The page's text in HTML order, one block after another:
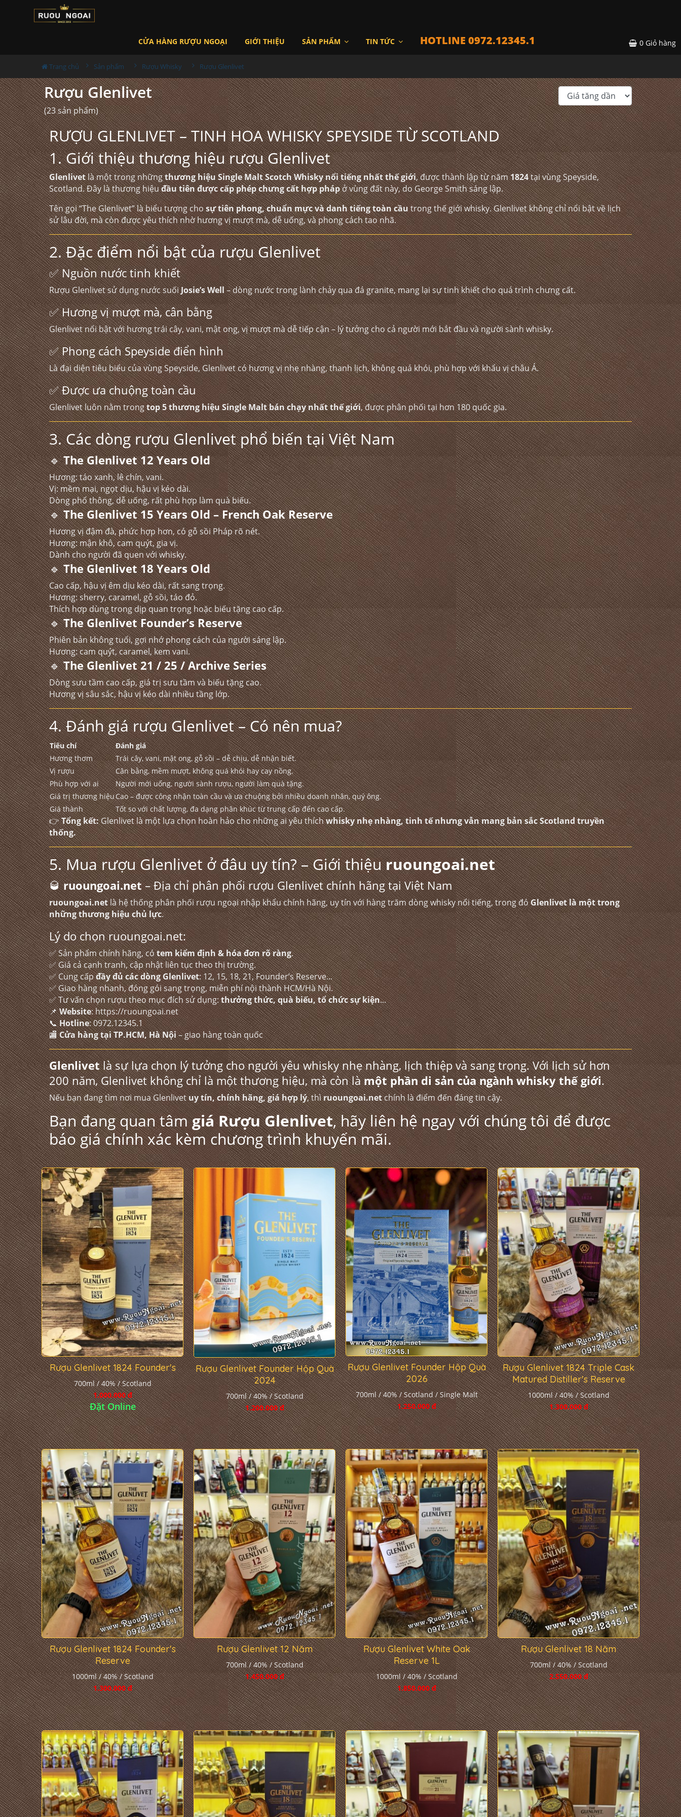
CỬA HÀNG RƯỢU NGOẠI GIỚI THIỆU SẢN PHẨM TIN TỨC HOTLINE 0972.12345.1 0 Giỏ hàng
Trang chủ Sản phẩm Rượu Whisky Rượu Glenlivet
Rượu Glenlivet
(23 sản phẩm)
RƯỢU GLENLIVET – TINH HOA WHISKY SPEYSIDE TỪ SCOTLAND
1. Giới thiệu thương hiệu rượu Glenlivet
Glenlivetlà một trong nhữngthương hiệu Single Malt Scotch Whisky nổi tiếng nhất thế giới, được thành lập từ năm1824tại vùng Speyside,
Scotland. Đây là thương hiệuđầu tiên được cấp phép chưng cất hợp phápở vùng đất này, do George Smith sáng lập.
Tên gọi “The Glenlivet” là biểu tượng chosự tiên phong, chuẩn mực và danh tiếng toàn cầutrong thế giới whisky. Glenlivet không chỉ nổi bật về lịch
sử lâu đời, mà còn được yêu thích nhờ hương vị mượt mà, dễ uống, và phong cách tao nhã.
2. Đặc điểm nổi bật của rượu Glenlivet
✅ Nguồn nước tinh khiết
Rượu Glenlivet sử dụng nước suốiJosie’s Well– dòng nước trong lành chảy qua đá granite, mang lại sự tinh khiết cho quá trình chưng cất.
✅ Hương vị mượt mà, cân bằng
Glenlivet nổi bật với hương trái cây, vani, mật ong, vị mượt mà dễ tiếp cận – lý tưởng cho cả người mới bắt đầu và người sành whisky.
✅ Phong cách Speyside điển hình
Là đại diện tiêu biểu của vùng Speyside, Glenlivet có hương vị nhẹ nhàng, thanh lịch, không quá khói, phù hợp với khẩu vị châu Á.
✅ Được ưa chuộng toàn cầu
Glenlivet luôn nằm trongtop 5 thương hiệu Single Malt bán chạy nhất thế giới, được phân phối tại hơn 180 quốc gia.
3. Các dòng rượu Glenlivet phổ biến tại Việt Nam
🔹The Glenlivet 12 Years Old
Hương: táo xanh, lê chín, vani.
Vị: mềm mại, ngọt dịu, hậu vị kéo dài.
Dòng phổ thông, dễ uống, rất phù hợp làm quà biếu.
🔹The Glenlivet 15 Years Old – French Oak Reserve
Hương vị đậm đà, phức hợp hơn, có gỗ sồi Pháp rõ nét.
Hương: mận khô, cam quýt, gia vị.
Dành cho người đã quen với whisky.
🔹The Glenlivet 18 Years Old
Cao cấp, hậu vị êm dịu kéo dài, rất sang trọng.
Hương: sherry, caramel, gỗ sồi, táo đỏ.
Thích hợp dùng trong dịp quan trọng hoặc biếu tặng cao cấp.
🔹The Glenlivet Founder’s Reserve
Phiên bản không tuổi, gợi nhớ phong cách của người sáng lập.
Hương: cam quýt, caramel, kem vani.
🔹The Glenlivet 21 / 25 / Archive Series
Dòng sưu tầm cao cấp, giá trị sưu tầm và biếu tặng cao.
Hương vị sâu sắc, hậu vị kéo dài nhiều tầng lớp.
4. Đánh giá rượu Glenlivet – Có nên mua?
Tiêu chí
Đánh giá
Hương thơm
Trái cây, vani, mật ong, gỗ sồi – dễ chịu, dễ nhận biết.
Vị rượu
Cân bằng, mềm mượt, không quá khói hay cay nồng.
Phù hợp với ai
Người mới uống, người sành rượu, người làm quà tặng.
Giá trị thương hiệuCao – được công nhận toàn cầu và ưa chuộng bởi nhiều doanh nhân, quý ông.
Giá thành
Tốt so với chất lượng, đa dạng phân khúc từ trung cấp đến cao cấp.
👉Tổng kết:Glenlivet là một lựa chọn hoàn hảo cho những ai yêu thíchwhisky nhẹ nhàng, tinh tế nhưng vẫn mang bản sắc Scotland truyền
thống.
5. Mua rượu Glenlivet ở đâu uy tín? – Giới thiệuruoungoai.net
🥃ruoungoai.net– Địa chỉ phân phối rượu Glenlivet chính hãng tại Việt Nam
ruoungoai.netlà hệ thống phân phối rượu ngoại nhập khẩu chính hãng, uy tín với hàng trăm dòng whisky nổi tiếng, trong đóGlenlivet là một trong
những thương hiệu chủ lực.
Lý do chọn ruoungoai.net:
✅ Sản phẩm chính hãng, cótem kiểm định & hóa đơn rõ ràng.
✅ Giá cả cạnh tranh, cập nhật liên tục theo thị trường.
✅ Cung cấpđầy đủ các dòng Glenlivet: 12, 15, 18, 21, Founder’s Reserve...
✅ Giao hàng nhanh, đóng gói sang trọng, miễn phí nội thành HCM/Hà Nội.
✅ Tư vấn chọn rượu theo mục đích sử dụng:thưởng thức, quà biếu, tổ chức sự kiện...
📌Website:https://ruoungoai.net
📞Hotline:0972.12345.1
🏬Cửa hàng tại TP.HCM, Hà Nội– giao hàng toàn quốc
Glenlivetlà sự lựa chọn lý tưởng cho người yêu whisky nhẹ nhàng, lịch thiệp và sang trọng. Với lịch sử hơn
200 năm, Glenlivet không chỉ là một thương hiệu, mà còn làmột phần di sản của ngành whisky thế giới.
Nếu bạn đang tìm nơi mua Glenlivetuy tín, chính hãng, giá hợp lý, thìruoungoai.netchính là điểm đến đáng tin cậy.
Bạn đang quan tâmgiá Rượu Glenlivet, hãy liên hệ ngay với chúng tôi để được
báo giá chính xác kèm chương trình khuyến mãi.
Rượu Glenlivet 1824 Founder's
700ml / 40% / Scotland
1.000.000 đ
Đặt Online
Rượu Glenlivet Founder Hộp Quà
2024
700ml / 40% / Scotland
1.200.000 đ
Rượu Glenlivet Founder Hộp Quà
2026
700ml / 40% / Scotland / Single Malt
1.250.000 đ
Rượu Glenlivet 1824 Triple Cask
Matured Distiller's Reserve
1000ml / 40% / Scotland
1.300.000 đ
Rượu Glenlivet 1824 Founder's
Reserve
1000ml / 40% / Scotland
1.300.000 đ
Rượu Glenlivet 12 Năm
700ml / 40% / Scotland
1.450.000 đ
Rượu Glenlivet White Oak
Reserve 1L
1000ml / 40% / Scotland
1.850.000 đ
Rượu Glenlivet 18 Năm
700ml / 40% / Scotland
2.550.000 đ